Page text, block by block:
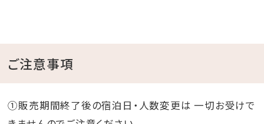
ご注意事項
①販売期間終了後の宿泊日・人数変更は 一切お受けで